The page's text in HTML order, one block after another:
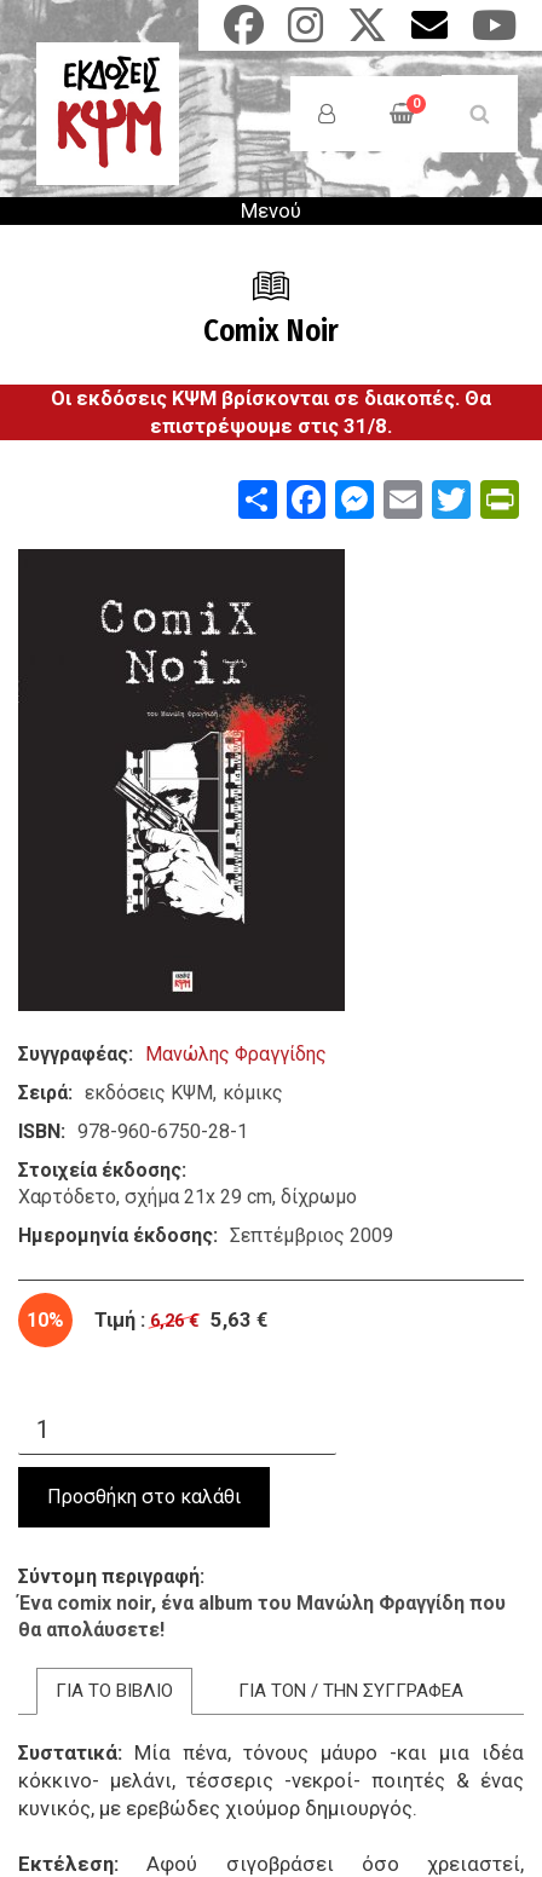
Παράκαμψη
προς
το
κυρίως
περιεχόμενο
Anonymous
Users
Menu
0
Μενού
Comix Noir
Οι εκδόσεις ΚΨΜ βρίσκονται σε διακοπές. Θα
επιστρέψουμε στις 31/8.
ShareFacebook
Email
Συγγραφέας
Μανώλης Φραγγίδης
Σειρά
εκδόσεις ΚΨΜ κόμικς
ISBN
978-960-6750-28-1
Στοιχεία έκδοσης
Χαρτόδετο, σχήμα 21x 29 cm, δίχρωμο
Ημερομηνία έκδοσης
Σεπτέμβριος 2009
10% Τιμή : 6,26 € 5,63 €
Σύντομη περιγραφή
Ένα comix noir, ένα album του Μανώλη Φραγγίδη που
θα απολάυσετε!
ΓΙΑ ΤΟ ΒΙΒΛΙΟ ΓΙΑ ΤΟΝ / ΤΗΝ ΣΥΓΓΡΑΦΕΑ
Συστατικά: Μία πένα, τόνους μάυρο -και μια ιδέα
κόκκινο- μελάνι, τέσσερις -νεκροί- ποιητές & ένας
κυνικός, με ερεβώδες χιούμορ δημιουργός.
Εκτέλεση: Αφού σιγοβράσει όσο χρειαστεί,